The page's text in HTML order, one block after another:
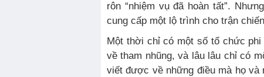
rôn “nhiệm vụ đã hoàn tất”.
cung cấp một lộ trình cho trận
Một thời chỉ có một số tổ chức
về tham nhũng, và lâu lâu chỉ có
viết được về những điều mà họ và